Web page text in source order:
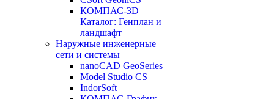
КОМПАС-3D
Каталог: Генплан и
ландшафт
Наружные инженерные
сети и системы
nanoCAD GeoSeries
Model Studio CS
IndorSoft